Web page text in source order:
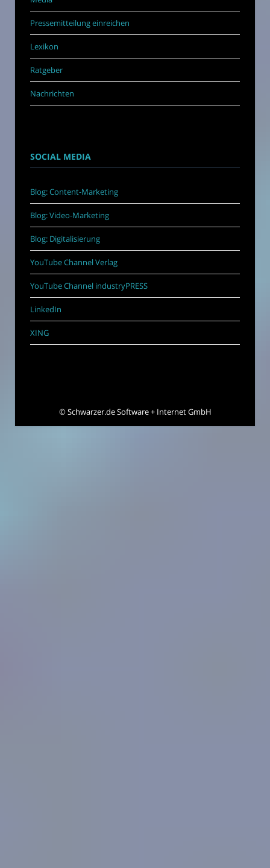
Pressemitteilung einreichen
Lexikon
Ratgeber
Nachrichten
SOCIAL MEDIA
Blog: Content-Marketing
Blog: Video-Marketing
Blog: Digitalisierung
YouTube Channel Verlag
YouTube Channel industryPRESS
LinkedIn
XING
©Schwarzer.de Software + Internet GmbH